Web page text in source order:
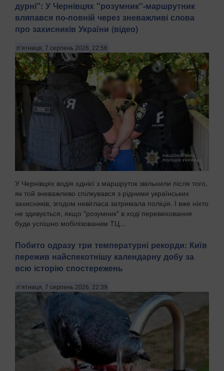
дурні": У Чернівцях "розумник"-маршрутник
вляпався по-повній через зневажливі слова
про захисників України (відео)
п’ятниця, 7 серпень 2026, 22:56
У Чернівцях водія однієї з маршруток звільнили після того,
як той зневажливо спілкувався з рідними українських
захисників, згодом невігласа затримала поліція. І вже ніхто
не здивується, якщо "розумник" в ході перевиховання
буде успішно мобілізованим ТЦ...
Побито одразу три температурні рекорди: Київ
пережив найспекотнішу календарну добу за
всю історію спостережень
п’ятниця, 7 серпень 2026, 22:39